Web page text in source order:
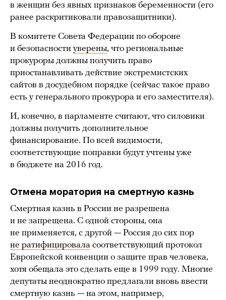
в женщин без явных признаков беременности (его
ранее раскритиковали правозащитники).
В комитете Совета Федерации по обороне
и безопасности уверены, что региональные
прокуроры должны получить право
приостанавливать действие экстремистских
сайтов в досудебном порядке (сейчас такое право
есть у генерального прокурора и его заместителя).
И, конечно, в парламенте считают, что силовики
должны получить дополнительное
финансирование. По всей видимости,
соответствующие поправки будут учтены уже
в бюджете на 2016 год.
Отмена моратория на смертную казнь
Смертная казнь в России не разрешена
и не запрещена. С одной стороны, она
не применяется, с другой — Россия до сих пор
не ратифицировала соответствующий протокол
Европейской конвенции о защите прав человека,
хотя обещала это сделать еще в 1999 году. Многие
депутаты неоднократно предлагали вновь ввести
смертную казнь — на этом, например,